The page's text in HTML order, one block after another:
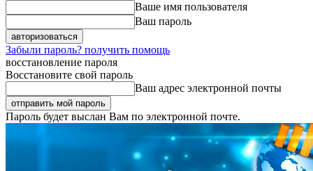
Ваше имя пользователя
Ваш пароль
Забыли пароль? получить помощь
восстановление пароля
Восстановите свой пароль
Ваш адрес электронной почты
Пароль будет выслан Вам по электронной почте.